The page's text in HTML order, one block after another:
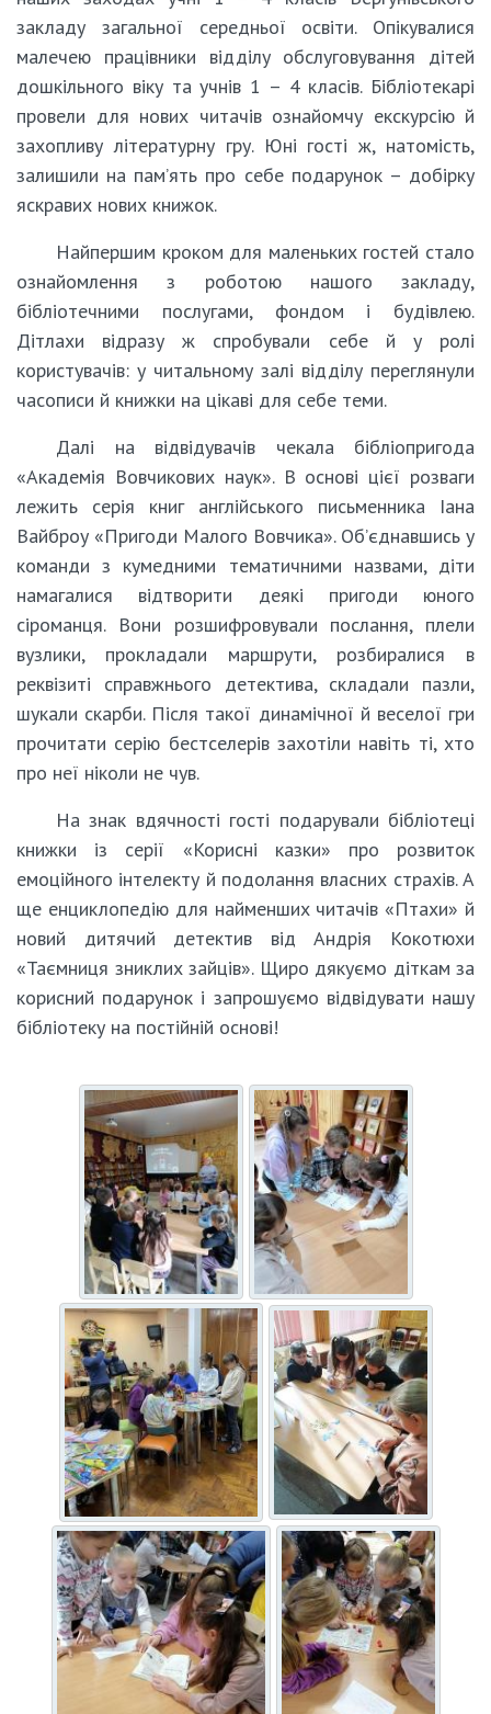
закладу загальної середньої освіти. Опікувалися
малечею працівники відділу обслуговування дітей
дошкільного віку та учнів 1 – 4 класів. Бібліотекарі
провели для нових читачів ознайомчу екскурсію й
захопливу літературну гру. Юні гості ж, натомість,
залишили на пам’ять про себе подарунок – добірку
яскравих нових книжок.
Найпершим кроком для маленьких гостей стало
ознайомлення з роботою нашого закладу,
бібліотечними послугами, фондом і будівлею.
Дітлахи відразу ж спробували себе й у ролі
користувачів: у читальному залі відділу переглянули
часописи й книжки на цікаві для себе теми.
Далі на відвідувачів чекала бібліопригода
«Академія Вовчикових наук». В основі цієї розваги
лежить серія книг англійського письменника Іана
Вайброу «Пригоди Малого Вовчика». Об’єднавшись у
команди з кумедними тематичними назвами, діти
намагалися відтворити деякі пригоди юного
сіроманця. Вони розшифровували послання, плели
вузлики, прокладали маршрути, розбиралися в
реквізиті справжнього детектива, складали пазли,
шукали скарби. Після такої динамічної й веселої гри
прочитати серію бестселерів захотіли навіть ті, хто
про неї ніколи не чув.
На знак вдячності гості подарували бібліотеці
книжки із серії «Корисні казки» про розвиток
емоційного інтелекту й подолання власних страхів. А
ще енциклопедію для найменших читачів «Птахи» й
новий дитячий детектив від Андрія Кокотюхи
«Таємниця зниклих зайців». Щиро дякуємо діткам за
корисний подарунок і запрошуємо відвідувати нашу
бібліотеку на постійній основі!